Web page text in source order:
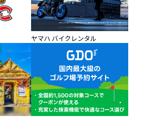
ヤマハ バイクレンタル